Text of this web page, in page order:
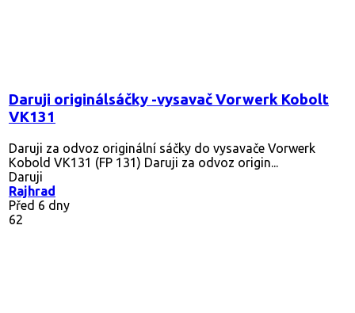
Daruji originálsáčky -vysavač Vorwerk Kobolt
VK131
Daruji za odvoz originální sáčky do vysavače Vorwerk
Kobold VK131 (FP 131) Daruji za odvoz origin...
Daruji
Rajhrad
Před 6 dny
62